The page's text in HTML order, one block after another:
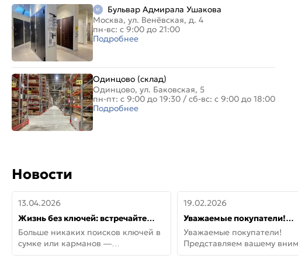
Бульвар Адмирала Ушакова
Москва, ул. Венёвская, д. 4
пн-вс: с 9:00 до 21:00
Подробнее
Одинцово (склад)
Одинцово, ул. Баковская, 5
пн-пт: с 9:00 до 19:30 / сб-вс: с 9:00 до 18:00
Подробнее
Новости
13.04.2026
Жизнь без ключей: встречайте
новую дверь СИТИ ИНТЕГРА
АйКью!
Больше никаких поисков ключей в
сумке или карманов —
представляем СИТИ ИНТЕГРА
19.02.2026
Уважаемые покупатели!
Представляем вашему
новинки от Armadillo!
Уважаемые покупатели!
Представляем вашему
новинки от Armadillo!